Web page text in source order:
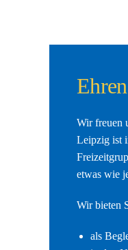
Wir freuen
Leipzig ist
etwas wie
Wir bieten
als